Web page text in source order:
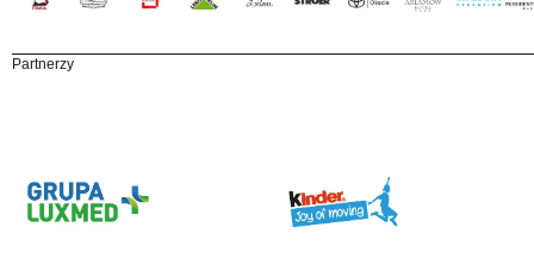
Partnerzy